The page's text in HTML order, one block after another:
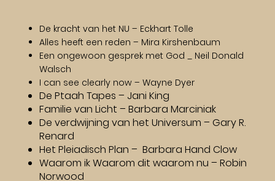
De kracht van het NU – Eckhart Tolle
Alles heeft een reden – Mira Kirshenbaum
Een ongewoon gesprek met God _ Neil Donald
Walsch
I can see clearly now – Wayne Dyer
De Ptaah Tapes – Jani King
Familie van Licht – Barbara Marciniak
De verdwijning van het Universum – Gary R.
Renard
Het Pleiadisch Plan – Barbara Hand Clow
Waarom ik Waarom dit waarom nu – Robin
Norwood